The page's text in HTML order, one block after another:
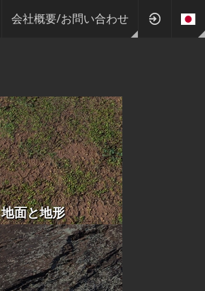
会社概要/お問い合わせ
地面と地形